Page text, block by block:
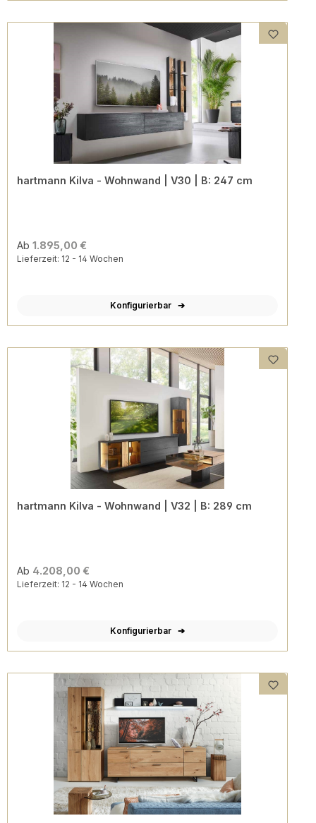
hartmann Kilva - Wohnwand | V30 | B: 247 cm
Ab 1.895,00 €
Lieferzeit: 12 - 14 Wochen
Konfigurierbar
hartmann Kilva - Wohnwand | V32 | B: 289 cm
Ab 4.208,00 €
Lieferzeit: 12 - 14 Wochen
Konfigurierbar